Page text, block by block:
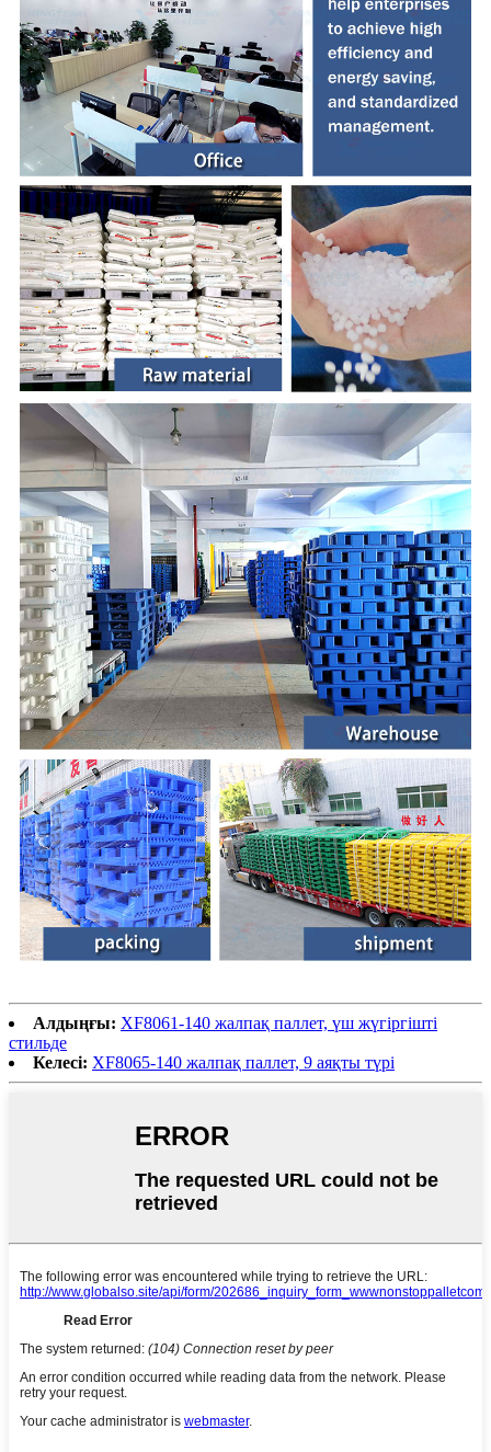
Алдыңғы: XF8061-140 жалпақ паллет, үш жүгіргішті
стильде
Келесі: XF8065-140 жалпақ паллет, 9 аяқты түрі